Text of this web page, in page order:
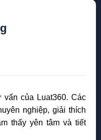
của Luat360. Các
nghiệp, giải thích
thấy yên tâm và tiết